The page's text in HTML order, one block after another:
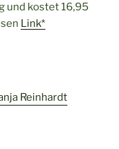
und kostet 16,95
Link*